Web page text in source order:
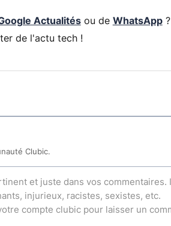
Actualitésou de WhatsApp?
de l'actu tech !
Clubic.